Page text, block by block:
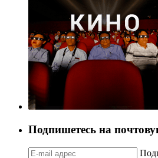
Подпишетесь на